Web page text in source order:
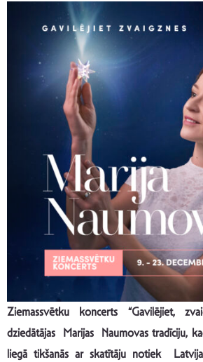
Ziemassvētku koncerts “Gavilējiet,
dziedātājas Marijas Naumovas tradīciju,
liegā tikšanās ar skatītāju notiek